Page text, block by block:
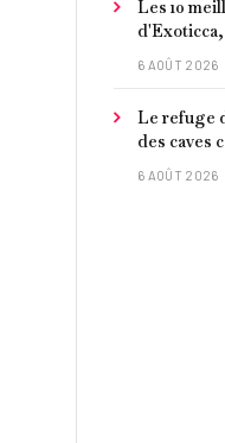
Les 10
6 AOÛT 2026
Le refuge
des caves
6 AOÛT 2026